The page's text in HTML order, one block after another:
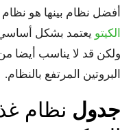
أفضل نظام بينها هو نظام
الكيتو يعتمد بشكل أساسي
ولكن قد لا يناسب أيضا
البروتين المرتفع بالنظام.
جدول نظام